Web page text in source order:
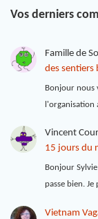
Vos derniers
Famille de
des sentiers
Bonjour nous
l'organisation
Vincent
15 jours du
Bonjour
passe bien.
Vietnam